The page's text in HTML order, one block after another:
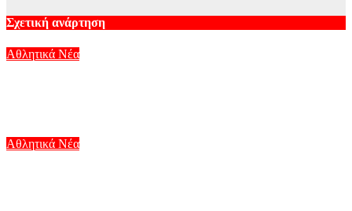
Σχετική ανάρτηση
Αθλητικά Νέα
Αθλητικά Νέα